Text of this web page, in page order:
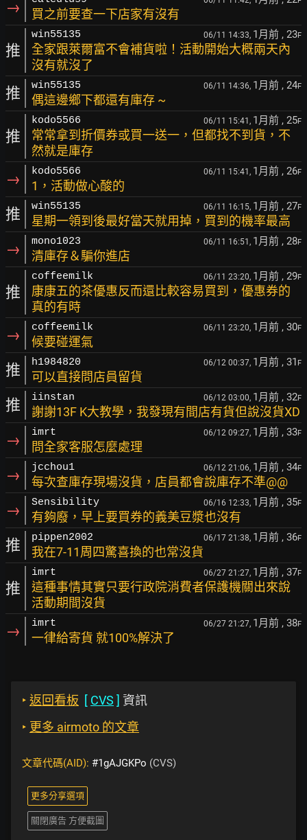
→ 買之前要查一下店家有沒有
推
win55135 06/11 14:33, 1月前 , 23F
全家跟萊爾富不會補貨啦！活動開始大概兩天內
沒有就沒了
推 win55135 06/11 14:36, 1月前 , 24F
偶這邊鄉下都還有庫存 ~
推
kodo5566 06/11 15:41, 1月前 , 25F
常常拿到折價券或買一送一，但都找不到貨，不
然就是庫存
→ kodo5566 06/11 15:41, 1月前 , 26F
1，活動做心酸的
推 win55135 06/11 16:15, 1月前 , 27F
星期一領到後最好當天就用掉，買到的機率最高
→ mono1023 06/11 16:51, 1月前 , 28F
清庫存＆騙你進店
推
coffeemilk 06/11 23:20, 1月前 , 29F
康康五的茶優惠反而還比較容易買到，優惠券的
真的有時
→ coffeemilk 06/11 23:20, 1月前 , 30F
候要碰運氣
推 h1984820 06/12 00:37, 1月前 , 31 F
可以直接問店員留貨
推 iinstan 06/12 03:00, 1月前 , 32F
謝謝13F K大教學，我發現有間店有貨但說沒貨XD
→ imrt 06/12 09:27, 1月前 , 33F
問全家客服怎麼處理
→ jcchou1 06/12 21:06, 1月前 , 34F
每次查庫存現場沒貨，店員都會說庫存不準@@
→ Sensibility 06/16 12:33, 1月前 , 35F
有夠廢，早上要買券的義美豆漿也沒有
推 pippen2002 06/17 21:38, 1月前 , 36F
我在7-11周四驚喜換的也常沒貨
推
imrt 06/27 21:27, 1月前 , 37F
這種事情其實只要行政院消費者保護機關出來說
活動期間沒貨
→ imrt 06/27 21:27, 1月前 , 38F
一律給寄貨 就100%解決了
‣ 返回看板 [ CVS ] 資訊
‣ 更多 airmoto 的文章
文章代碼(AID): #1gAJGKPo (CVS)
更多分享選項
關閉廣告 方便截圖